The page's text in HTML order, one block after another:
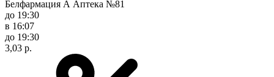
Белфармация А Аптека №81
до 19:30
в 16:07
до 19:30
3,03 р.